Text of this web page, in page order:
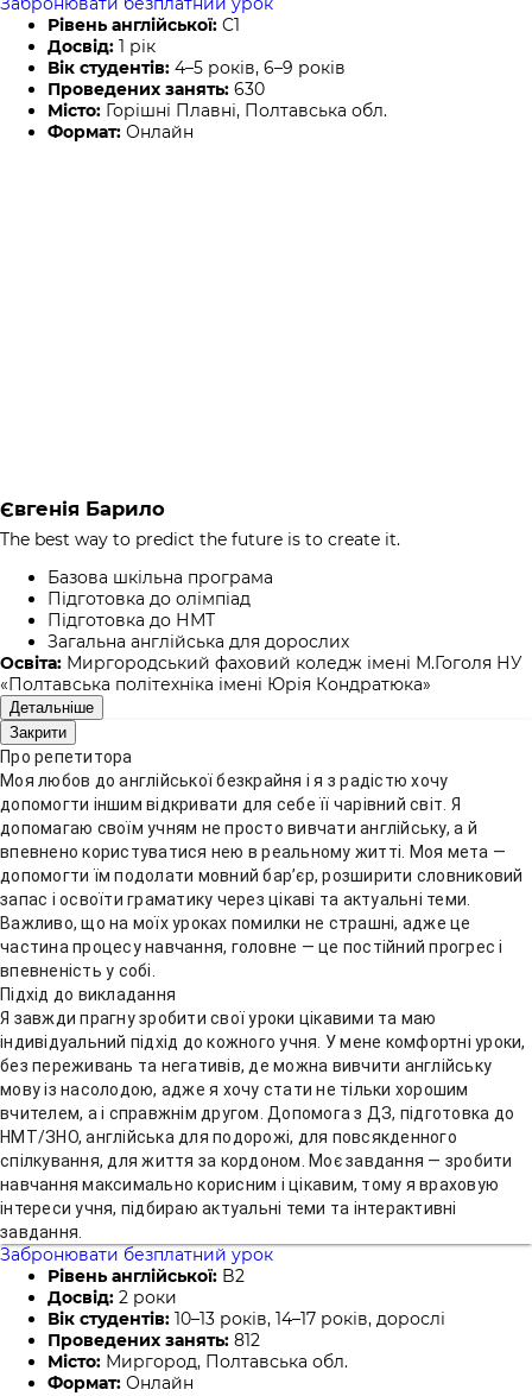
Рівень англійської: C1
Досвід: 1 рік
Вік студентів: 4–5 років, 6–9 років
Проведених занять: 630
Місто: Горішні Плавні, Полтавська обл.
Формат: Онлайн
Євгенія Барило
The best way to predict the future is to create it.
Базова шкільна програма
Підготовка до олімпіад
Підготовка до НМТ
Загальна англійська для дорослих
Освіта: Миргородський фаховий коледж імені М.Гоголя НУ
«Полтавська політехніка імені Юрія Кондратюка»
Детальніше
Закрити
Про репетитора
Моя любов до англійської безкрайня і я з радістю хочу
допомогти іншим відкривати для себе її чарівний світ. Я
допомагаю своїм учням не просто вивчати англійську, а й
впевнено користуватися нею в реальному житті. Моя мета —
допомогти їм подолати мовний бар’єр, розширити словниковий
запас і освоїти граматику через цікаві та актуальні теми.
Важливо, що на моїх уроках помилки не страшні, адже це
частина процесу навчання, головне — це постійний прогрес і
впевненість у собі.
Підхід до викладання
Я завжди прагну зробити свої уроки цікавими та маю
індивідуальний підхід до кожного учня. У мене комфортні уроки,
без переживань та негативів, де можна вивчити англійську
мову із насолодою, адже я хочу стати не тільки хорошим
вчителем, а і справжнім другом. Допомога з ДЗ, підготовка до
НМТ/ЗНО, англійська для подорожі, для повсякденного
спілкування, для життя за кордоном. Моє завдання — зробити
навчання максимально корисним і цікавим, тому я враховую
інтереси учня, підбираю актуальні теми та інтерактивні
завдання.
Забронювати безплатний урок
Рівень англійської: B2
Досвід: 2 роки
Вік студентів: 10–13 років, 14–17 років, дорослі
Проведених занять: 812
Місто: Миргород, Полтавська обл.
Формат: Онлайн